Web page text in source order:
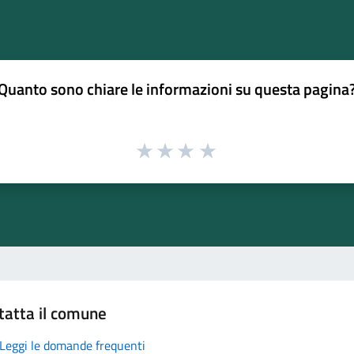
sono chiare le informazioni su questa
il comune
Leggi le domande frequenti